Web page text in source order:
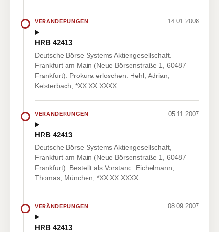
VERÄNDERUNGEN 14.01.2008
HRB 42413
Deutsche Börse Systems Aktiengesellschaft,
Frankfurt am Main (Neue Börsenstraße 1, 60487
Frankfurt). Prokura erloschen: Hehl, Adrian,
Kelsterbach, *XX.XX.XXXX.
VERÄNDERUNGEN 05.11.2007
HRB 42413
Deutsche Börse Systems Aktiengesellschaft,
Frankfurt am Main (Neue Börsenstraße 1, 60487
Frankfurt). Bestellt als Vorstand: Eichelmann,
Thomas, München, *XX.XX.XXXX.
VERÄNDERUNGEN 08.09.2007
HRB 42413